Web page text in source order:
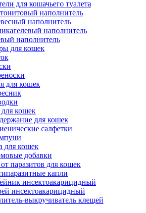
для кошачьего туалета
наполнитель
наполнитель
наполнитель
наполнитель
для кошек
для кошек
кошек
для кошек
салфетки
для кошек
добавки
паразитов для кошек
капли
инсектоакарицидный
инсектоакарицидный
выкручиватель клещей